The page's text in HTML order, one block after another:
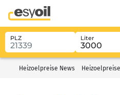
PLZ Liter
Heizoelpreise News